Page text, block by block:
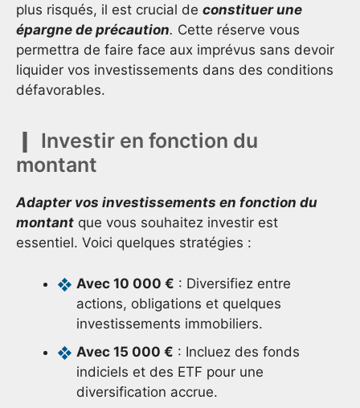
plus risqués, il est crucial de constituer une
épargne de précaution. Cette réserve vous
permettra de faire face aux imprévus sans devoir
liquider vos investissements dans des conditions
défavorables.
Investir en fonction du
montant
Adapter vos investissements en fonction du
montant que vous souhaitez investir est
essentiel. Voici quelques stratégies :
Avec 10 000 € : Diversifiez entre
actions, obligations et quelques
investissements immobiliers.
Avec 15 000 € : Incluez des fonds
indiciels et des ETF pour une
diversification accrue.